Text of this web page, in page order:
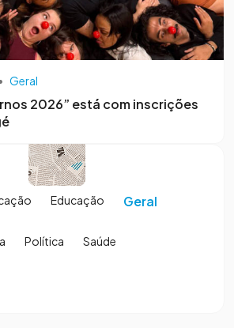
Geral
2026” está com inscrições
Educação Geral
Política Saúde